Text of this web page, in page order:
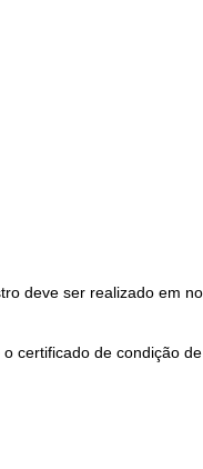
deve ser realizado em
certificado de condição